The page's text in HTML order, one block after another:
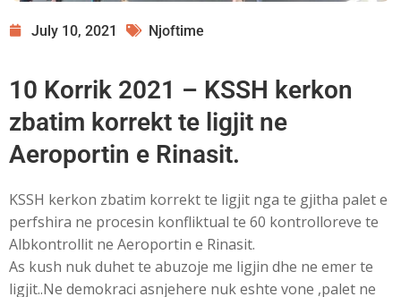
July 10, 2021 Njoftime
10 Korrik 2021 – KSSH kerkon
zbatim korrekt te ligjit ne
Aeroportin e Rinasit.
KSSH kerkon zbatim korrekt te ligjit nga te gjitha palet e
perfshira ne procesin konfliktual te 60 kontrolloreve te
Albkontrollit ne Aeroportin e Rinasit.
As kush nuk duhet te abuzoje me ligjin dhe ne emer te
ligjit..Ne demokraci asnjehere nuk eshte vone ,palet ne